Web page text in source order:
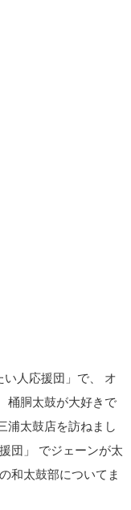
い人応援団」で、 オ
桶胴太鼓が大好きで
太鼓店を訪ねまし
団」 でジェーンが太
和太鼓部についてま